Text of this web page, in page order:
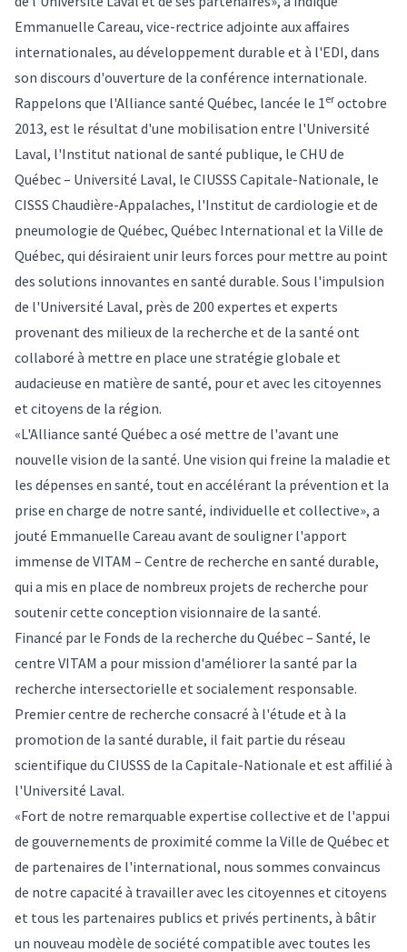
Emmanuelle Careau, vice-rectrice adjointe aux affaires
internationales, au développement durable et à l'EDI, dans
son discours d'ouverture de la conférence internationale.
Rappelons que l'Alliance santé Québec, lancée le 1 er octobre
2013, est le résultat d'une mobilisation entre l'Université
Laval, l'Institut national de santé publique, le CHU de
Québec – Université Laval, le CIUSSS Capitale-Nationale, le
CISSS Chaudière-Appalaches, l'Institut de cardiologie et de
pneumologie de Québec, Québec International et la Ville de
Québec, qui désiraient unir leurs forces pour mettre au point
des solutions innovantes en santé durable. Sous l'impulsion
de l'Université Laval, près de 200 expertes et experts
provenant des milieux de la recherche et de la santé ont
collaboré à mettre en place une stratégie globale et
audacieuse en matière de santé, pour et avec les citoyennes
et citoyens de la région.
«L'Alliance santé Québec a osé mettre de l'avant une
nouvelle vision de la santé. Une vision qui freine la maladie et
les dépenses en santé, tout en accélérant la prévention et la
prise en charge de notre santé, individuelle et collective», a
jouté Emmanuelle Careau avant de souligner l'apport
immense de VITAM – Centre de recherche en santé durable,
qui a mis en place de nombreux projets de recherche pour
soutenir cette conception visionnaire de la santé.
Financé par le Fonds de la recherche du Québec – Santé, le
centre VITAM a pour mission d'améliorer la santé par la
recherche intersectorielle et socialement responsable.
Premier centre de recherche consacré à l'étude et à la
promotion de la santé durable, il fait partie du réseau
scientifique du CIUSSS de la Capitale-Nationale et est affilié à
l'Université Laval.
«Fort de notre remarquable expertise collective et de l'appui
de gouvernements de proximité comme la Ville de Québec et
de partenaires de l'international, nous sommes convaincus
de notre capacité à travailler avec les citoyennes et citoyens
et tous les partenaires publics et privés pertinents, à bâtir
un nouveau modèle de société compatible avec toutes les